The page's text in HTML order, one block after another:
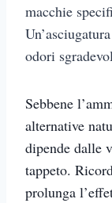
macchie
odori
Sebbene
alternative
dipende dalle
tappeto.
prolunga